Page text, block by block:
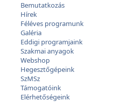
Bemutatkozás
Hírek
Féléves programunk
Galéria
Eddigi programjaink
Szakmai anyagok
Webshop
Hegesztőgépeink
SzMSz
Támogatóink
Elérhetőségeink